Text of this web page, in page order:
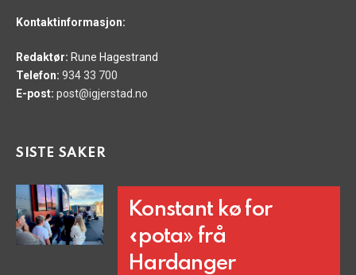
Kontaktinformasjon:
Redaktør: Rune Hagestrand
Telefon: 934 33 700
E-post: post@igjerstad.no
SISTE SAKER
Konstant kø for
«pota» frå
Hardanger